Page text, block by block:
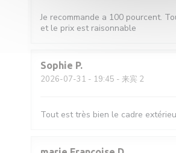
Je recommande a 100 pourcent.
et le prix est raisonnable
Sophie P
2026-07-31 - 19:45 - 来宾 2
Tout est très bien le cadre